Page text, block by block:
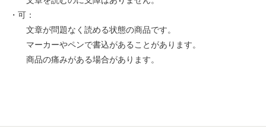
・可：
文章が問題なく読める状態の商品です。
マーカーやペンで書込があることがあります。
商品の痛みがある場合があります。